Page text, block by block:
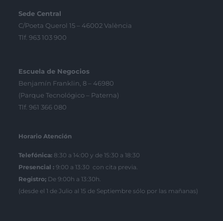
Sede Central
C/Poeta Querol 15 – 46002 València
Tlf. 963 103 900
Escuela de Negocios
Benjamín Franklin, 8 – 46980
(Parque Tecnológico – Paterna)
Tlf. 961 366 080
Horario Atención
Telefónica: 8:30 a 14:00 y de 15:30 a 18:30
Presencial : 9:00 a 13:30 con cita previa.
Registro; De 9:00h a 13:30h.
(desde el 1 de Julio al 15 de Septiembre sólo por las mañanas)